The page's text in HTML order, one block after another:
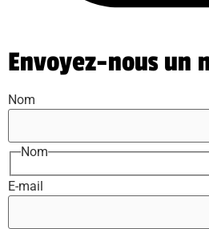
Envoyez-nous un
Nom
Nom
E-mail